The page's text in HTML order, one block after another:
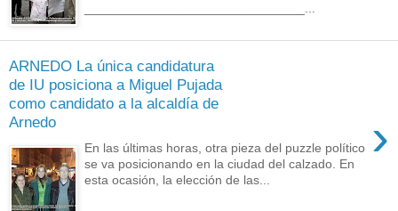
ARNEDO La única candidatura
de IU posiciona a Miguel Pujada
como candidato a la alcaldía de
Arnedo
›
En las últimas horas, otra pieza del puzzle político
se va posicionando en la ciudad del calzado. En
esta ocasión, la elección de las...